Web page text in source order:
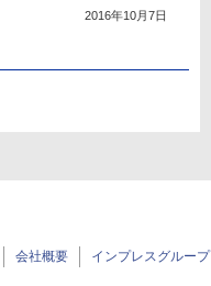
2016年10月7日
会社概要 インプレスグループ